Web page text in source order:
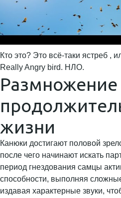
Кто это? Это всё-таки ястреб ,
Really Angry bird. НЛО.
Размножение
жизни
Канюки достигают половой
после чего начинают искать
период гнездования самцы
способности, выполняя
издавая характерные звуки,